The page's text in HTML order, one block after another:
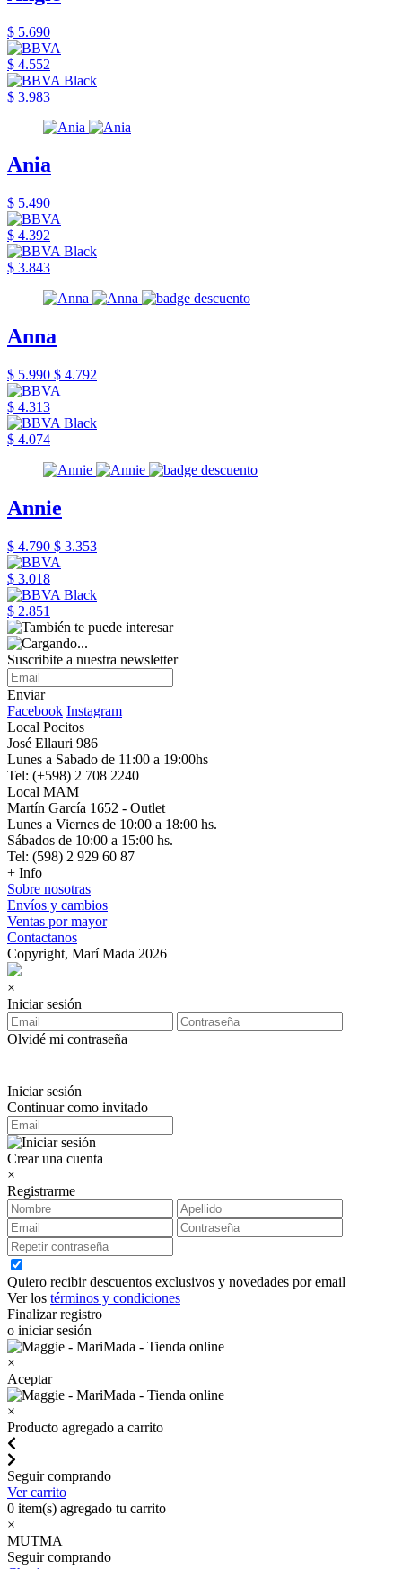
$ 5.690
$ 4.552
$ 3.983
Ania
$ 5.490
$ 4.392
$ 3.843
Anna
$ 5.990 $ 4.792
$ 4.313
$ 4.074
Annie
$ 4.790 $ 3.353
$ 3.018
$ 2.851
Suscribite a nuestra newsletter
Enviar
Facebook Instagram
Local Pocitos
José Ellauri 986
Lunes a Sabado de 11:00 a 19:00hs
Tel: (+598) 2 708 2240
Local MAM
Martín García 1652 - Outlet
Lunes a Viernes de 10:00 a 18:00 hs.
Sábados de 10:00 a 15:00 hs.
Tel: (598) 2 929 60 87
+ Info
Sobre nosotras
Envíos y cambios
Ventas por mayor
Contactanos
Copyright, Marí Mada 2026
×
Iniciar sesión
Olvidé mi contraseña
Iniciar sesión
Continuar como invitado
Crear una cuenta
×
Registrarme
Quiero recibir descuentos exclusivos y novedades por email
Ver los términos y condiciones
Finalizar registro
o iniciar sesión
×
Aceptar
×
Producto agregado a carrito
Seguir comprando
Ver carrito
0 item(s) agregado tu carrito
×
MUTMA
Seguir comprando